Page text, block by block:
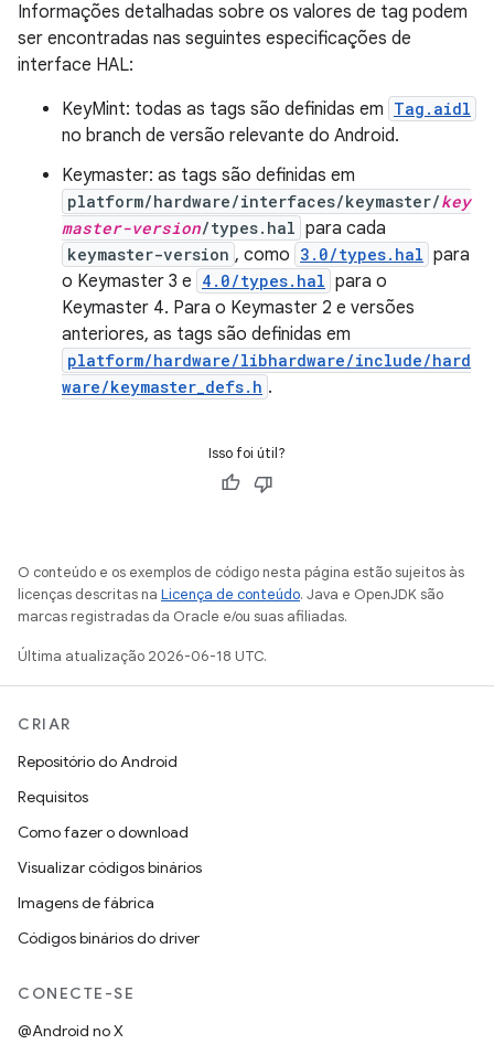
Informações detalhadas sobre os valores de tag podem
ser encontradas nas seguintes especificações de
interface HAL:
KeyMint: todas as tags são definidas em Tag.aidl
no branch de versão relevante do Android.
Keymaster: as tags são definidas em
platform/hardware/interfaces/keymaster/key
master-version/types.hal para cada
keymaster-version , como 3.0/types.hal para
o Keymaster 3 e 4.0/types.hal para o
Keymaster 4. Para o Keymaster 2 e versões
anteriores, as tags são definidas em
platform/hardware/libhardware/include/hard
ware/keymaster_defs.h .
Isso foi útil?
O conteúdo e os exemplos de código nesta página estão sujeitos às
licenças descritas na Licença de conteúdo. Java e OpenJDK são
marcas registradas da Oracle e/ou suas afiliadas.
Última atualização 2026-06-18 UTC.
CRIAR
Repositório do Android
Requisitos
Como fazer o download
Visualizar códigos binários
Imagens de fábrica
Códigos binários do driver
CONECTE-SE
@Android no X